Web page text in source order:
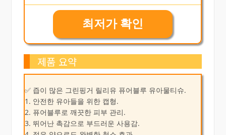
최저가 확인
제품 요약
✅ 즙이 많은 그린핑거 릴리유 퓨어블루 유아물티슈.
1. 안전한 유아들을 위한 캡형.
2. 퓨어블루로 깨끗한 피부 관리.
3. 뛰어난 촉감으로 부드러운 사용감.